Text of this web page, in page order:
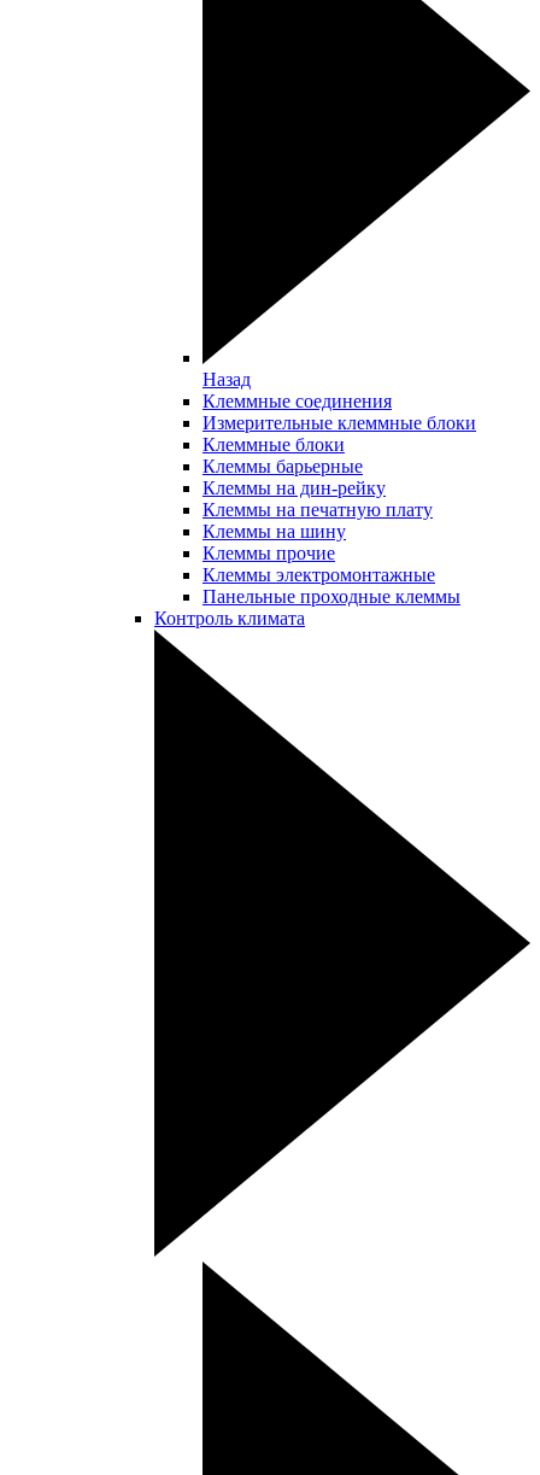
Назад
Клеммные соединения
Измерительные клеммные блоки
Клеммные блоки
Клеммы барьерные
Клеммы на дин-рейку
Клеммы на печатную плату
Клеммы на шину
Клеммы прочие
Клеммы электромонтажные
Панельные проходные клеммы
Контроль климата